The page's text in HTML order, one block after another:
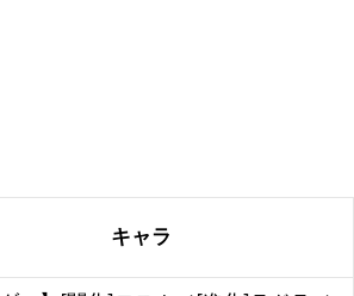
キャラ